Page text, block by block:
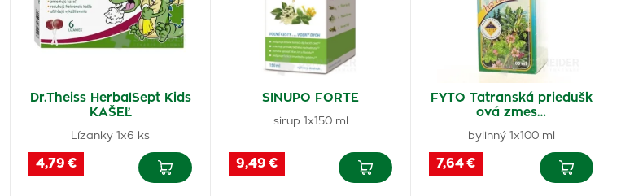
Dr.Theiss HerbalSept Kids
KAŠEĽ
Lízanky 1x6 ks
4,79 €
SINUPO FORTE
sirup 1x150 ml
9,49 €
FYTO Tatranská priedušk
ová zmes…
bylinný 1x100 ml
7,64 €